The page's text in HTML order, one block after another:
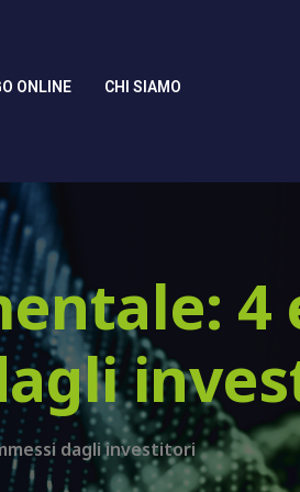
ONLINE CHI SIAMO
4
dagli investitori